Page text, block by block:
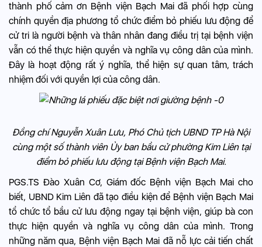
thành phố cảm ơn Bệnh viện Bạch Mai đã phối hợp cùng
chính quyền địa phương tổ chức điểm bỏ phiếu lưu động để
cử tri là người bệnh và thân nhân đang điều trị tại bệnh viện
vẫn có thể thực hiện quyền và nghĩa vụ công dân của mình.
Đây là hoạt động rất ý nghĩa, thể hiện sự quan tâm, trách
nhiệm đối với quyền lợi của công dân.
Đồng chí Nguyễn Xuân Lưu, Phó Chủ tịch UBND TP Hà Nội
cùng một số thành viên Ủy ban bầu cử phường Kim Liên tại
điểm bỏ phiếu lưu động tại Bệnh viện Bạch Mai.
PGS.TS Đào Xuân Cơ, Giám đốc Bệnh viện Bạch Mai cho
biết, UBND Kim Liên đã tạo điều kiện để Bệnh viện Bạch Mai
tổ chức tổ bầu cử lưu động ngay tại bệnh viện, giúp bà con
thực hiện quyền và nghĩa vụ công dân của mình. Trong
những năm qua, Bệnh viện Bạch Mai đã nỗ lực cải tiến chất